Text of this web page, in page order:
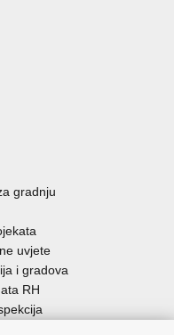
gradnju
uvjete
i gradova
RH